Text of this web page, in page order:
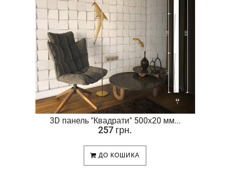
3D панель "Квадрати" 500х20 мм...
257 грн.
ДО КОШИКА